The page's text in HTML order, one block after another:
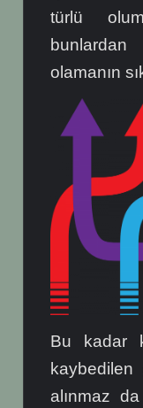
türlü
olamanın
Bu kadar
kaybedilen
alınmaz